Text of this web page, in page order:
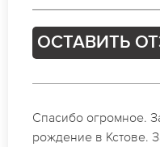
ОСТАВИТЬ
Идеальные
маникюру в Кстове.